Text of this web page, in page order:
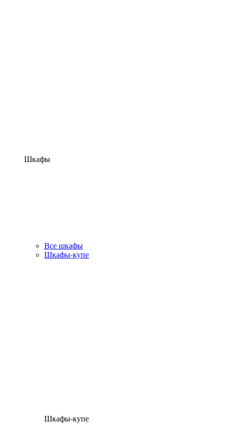
Шкафы
Все шкафы
Шкафы-купе
Шкафы-купе